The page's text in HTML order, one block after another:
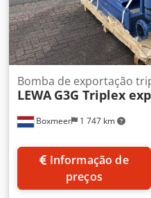
Boxmeer 1 747 km
Bomba de exportação
LEWA G3G Triplex
preços